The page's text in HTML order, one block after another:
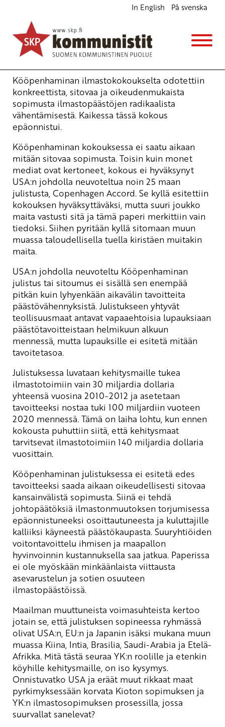
In English På svenska
Kööpenhaminan ilmastokokous epäonnistui,
ilmastotoimintaa jatkettava
Ajankohtaista
7.1.2010 - 16:14
Yrjö Hakanen
Kööpenhaminan ilmastokokoukselta odotettiin
konkreettista, sitovaa ja oikeudenmukaista
sopimusta ilmastopäästöjen radikaalista
vähentämisestä. Kaikessa tässä kokous
epäonnistui.
Kööpenhaminan kokouksessa ei saatu aikaan
mitään sitovaa sopimusta. Toisin kuin monet
mediat ovat kertoneet, kokous ei hyväksynyt
USA:n johdolla neuvoteltua noin 25 maan
julistusta, Copenhagen Accord. Se kyllä esitettiin
kokouksen hyväksyttäväksi, mutta suuri joukko
maita vastusti sitä ja tämä paperi merkittiin vain
tiedoksi. Siihen pyritään kyllä sitomaan muun
muassa taloudellisella tuella kiristäen muitakin
maita.
USA:n johdolla neuvoteltu Kööpenhaminan
julistus tai sitoumus ei sisällä sen enempää
pitkän kuin lyhyenkään aikavälin tavoitteita
päästövähennyksistä. Julistukseen yhtyvät
teollisuusmaat antavat vapaaehtoisia lupauksiaan
päästötavoitteistaan helmikuun alkuun
mennessä, mutta lupauksille ei esitetä mitään
tavoitetasoa.
Julistuksessa luvataan kehitysmaille tukea
ilmastotoimiin vain 30 miljardia dollaria
yhteensä vuosina 2010-2012 ja asetetaan
tavoitteeksi nostaa tuki 100 miljardiin vuoteen
2020 mennessä. Tämä on laiha lohtu, kun ennen
kokousta puhuttiin siitä, että kehitysmaat
tarvitsevat ilmastotoimiin 140 miljardia dollaria
vuosittain.
Kööpenhaminan julistuksessa ei esitetä edes
tavoitteeksi saada aikaan oikeudellisesti sitovaa
kansainvälistä sopimusta. Siinä ei tehdä
johtopäätöksiä ilmastonmuutoksen torjumisessa
epäonnistuneeksi osoittautuneesta ja kuluttajille
kalliiksi käyneestä päästökaupasta. Suuryhtiöiden
voitontavoittelu ihmisen ja maapallon
hyvinvoinnin kustannuksella saa jatkua. Paperissa
ei ole myöskään minkäänlaista viittausta
asevarustelun ja sotien osuuteen
ilmastopäästöissä.
Maailman muuttuneista voimasuhteista kertoo
jotain se, että julistuksen sopineessa ryhmässä
olivat USA:n, EU:n ja Japanin isäksi mukana muun
muassa Kiina, Intia, Brasilia, Saudi-Arabia ja Etelä-
Afrikka. Mitä tästä seuraa YK:n roolille ja etenkin
köyhille kehitysmaille, on iso kysymys.
Onnistuvatko USA ja eräät muut rikkaat maat
pyrkimyksessään korvata Kioton sopimuksen ja
YK:n ilmastosopimuksen prosessilla, jossa
suurvallat sanelevat?